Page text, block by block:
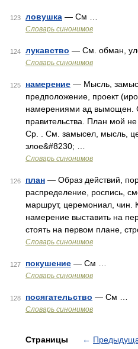
123 ловушка — См …
Словарь синонимов
124 лукавство — См. обман,
Словарь синонимов
125 намерение — Мысль,
предположение, проект
намерениями ад вымощен.
правительства. План мой
Ср. . См. замысел, мысль,
злое&#8230; …
Словарь синонимов
126 план — Образ действий,
распределение, роспись,
маршрут, церемониал, чин.
намерение выставить на
стоять на первом плане,
Словарь синонимов
127 покушение — См …
Словарь синонимов
128 посягательство — См …
Словарь синонимов
Страницы ←